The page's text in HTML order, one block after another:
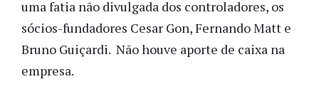
uma fatia não divulgada dos controladores, os
sócios-fundadores Cesar Gon, Fernando Matt e
Bruno Guiçardi. Não houve aporte de caixa na
empresa.